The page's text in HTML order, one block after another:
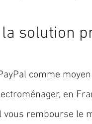
la solution
comme
en
vous rembourse le